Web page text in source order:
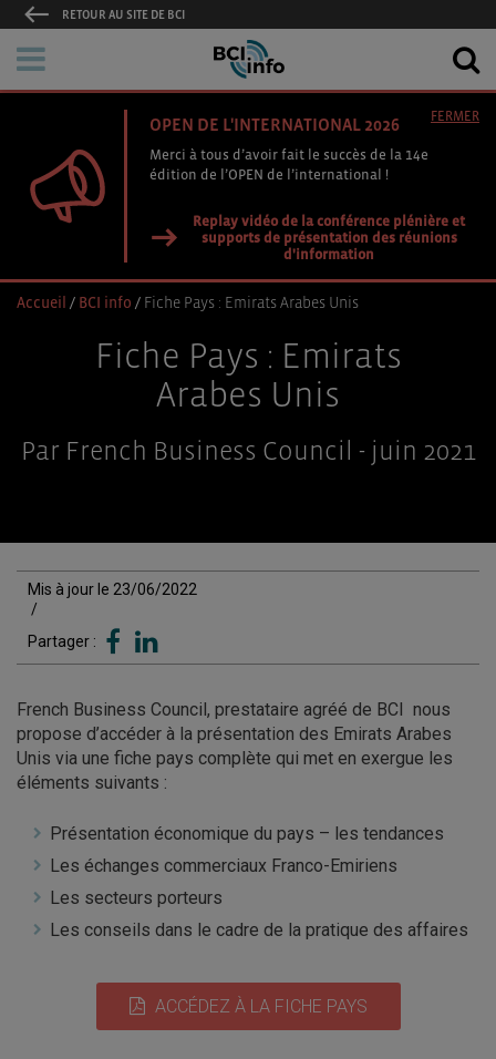
RETOUR AU SITE DE BCI
OPEN DE L'INTERNATIONAL 2026
Merci à tous d’avoir fait le succès de la 14e
édition de l’OPEN de l’international !
Replay vidéo de la conférence plénière et
supports de présentation des réunions
d'information
FERMER
Accueil / BCI info / Fiche Pays : Emirats Arabes Unis
Fiche Pays : Emirats
Arabes Unis
Par French Business Council - juin 2021
Mis à jour le 23/06/2022
/
Partager :
French Business Council, prestataire agréé de BCI nous
propose d’accéder à la présentation des Emirats Arabes
Unis via une fiche pays complète qui met en exergue les
éléments suivants :
Présentation économique du pays – les tendances
Les échanges commerciaux Franco-Emiriens
Les secteurs porteurs
Les conseils dans le cadre de la pratique des affaires
ACCÉDEZ À LA FICHE PAYS